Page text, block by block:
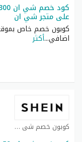
على متجر شي ان
كوبون خصم خاص
اضافي...أكثر
كوبون خصم شي ان كوبون